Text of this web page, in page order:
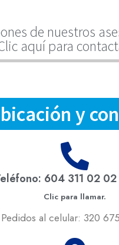
de nuestros
aquí para
y
604 311 02 02
Clic para llamar.
Pedidos al celular: 320